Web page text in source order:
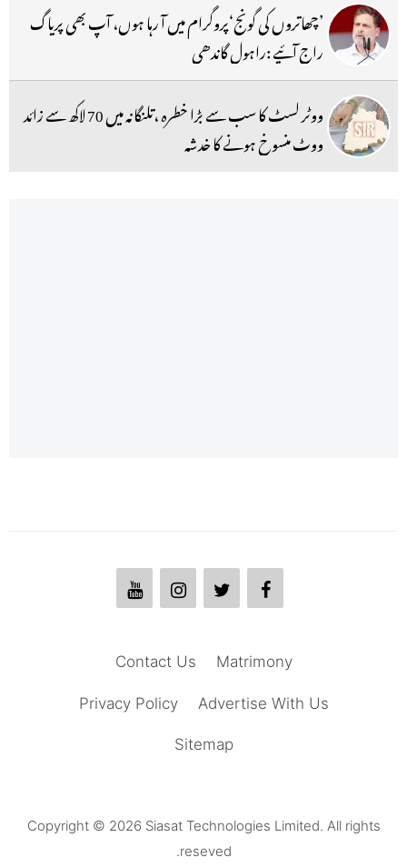
’چھاتروں کی گونج‘پروگرام میں آ رہا ہوں، آپ بھی پریاگ
راج آئیے :راہول گاندھی
ووٹر لسٹ کا سب سے بڑا خطرہ ،تلنگانہ میں 70 لاکھ سے زائد
ووٹ منسوخ ہونے کا خدشہ
Matrimony
Contact Us
Advertise With Us
Privacy Policy
Sitemap
Copyright © 2026 Siasat Technologies Limited. All rights
reseved.